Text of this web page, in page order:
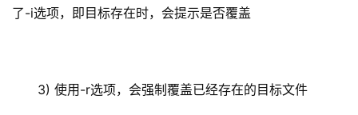
了-i选项，即目标存在时，会提示是否覆盖
3) 使用-r选项，会强制覆盖已经存在的目标文件